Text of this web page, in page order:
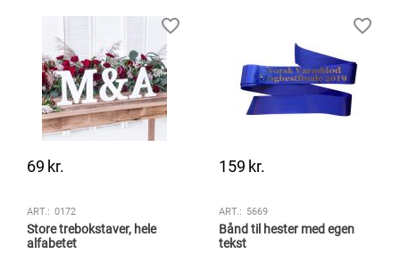
69 kr.
ART.: 0172
Store trebokstaver, hele
alfabetet
159 kr.
ART.: 5669
Bånd til hester med egen
tekst